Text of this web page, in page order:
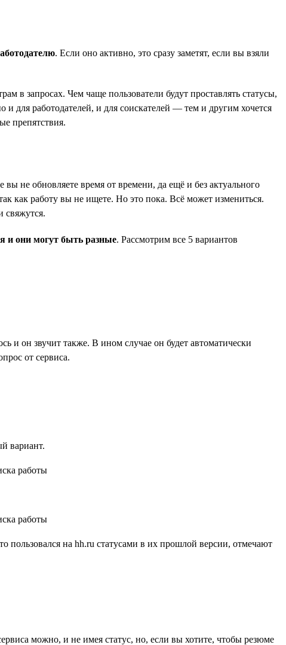
. Если оно активно, это сразу заметят, если вы взяли
в запросах. Чем чаще пользователи будут проставлять статусы,
для работодателей, и для соискателей — тем и другим хочется
препятствия.
не обновляете время от времени, да ещё и без актуального
как работу вы не ищете. Но это пока. Всё может измениться.
свяжутся.
и они могут быть разные. Рассмотрим все 5 вариантов
и он звучит также. В ином случае он будет автоматически
от сервиса.
вариант.
пользовался на hh.ru статусами в их прошлой версии, отмечают
можно, и не имея статус, но, если вы хотите, чтобы резюме